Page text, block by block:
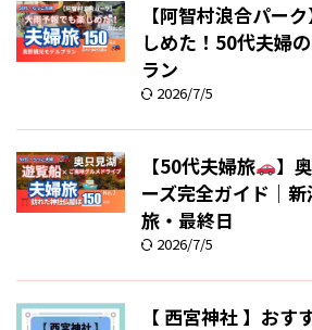
【阿智村浪合パー
しめた！50代夫婦
ラン
2026/7/5
【50代夫婦旅
】
ーズ完全ガイド｜
旅・最終日
2026/7/5
【 西宮神社 】おす